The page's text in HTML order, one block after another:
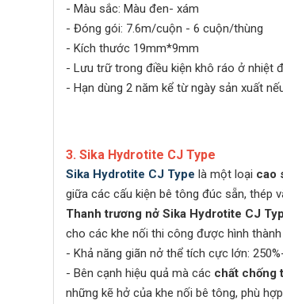
- Màu sắc: Màu đen- xám
- Đóng gói: 7.6m/cuộn - 6 cuộn/thùng
- Kích thước 19mm*9mm
- Lưu trữ trong điều kiện khô ráo ở
- Hạn dùng 2 năm kể từ ngày sản xuất
3. Sika Hydrotite CJ Type
Sika Hydrotite CJ Type là một loại cao
giữa các cấu kiện bê tông đúc sẵn, thép
Thanh trương nở Sika Hydrotite CJ
cho các khe nối thi công được hình
- Khả năng giãn nở thể tích cực lớn:
- Bên cạnh hiệu quả mà các chất chống
những kẽ hở của khe nối bê tông, phù